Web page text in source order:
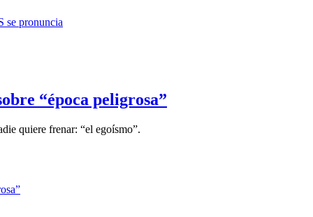
“época peligrosa”
quiere frenar: “el egoísmo”.